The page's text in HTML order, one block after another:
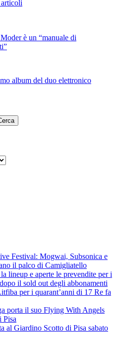
è un “manuale di
album del duo elettronico
Festival: Mogwai, Subsonica e
il palco di Camigliatello
lineup e aperte le prevendite per i
il sold out degli abbonamenti
per i quarant’anni di 17 Re fa
porta il suo Flying With Angels
Pisa
al Giardino Scotto di Pisa sabato